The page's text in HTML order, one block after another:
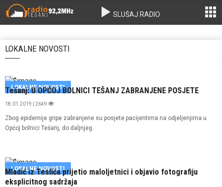
SLUŠAJ RADIO
LOKALNE NOVOSTI
LOKALNE NOVOSTI
Tešanj: U OPĆOJ BOLNICI TEŠANJ ZABRANJENE POSJETE
18.01.2019 | 2649
Zbog epidemije gripe zabranjene su posjete pacijentima na odjeljenjima u
Općoj bolnici Tešanj, do daljnjeg.
LOKALNE NOVOSTI
Mladić iz Teslića prijetio maloljetnici i objavio fotografiju
eksplicitnog sadržaja